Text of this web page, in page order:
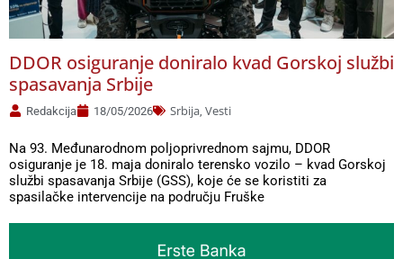
DDOR osiguranje doniralo kvad Gorskoj službi
spasavanja Srbije
Redakcija 18/05/2026 Srbija Vesti
Na 93. Međunarodnom poljoprivrednom sajmu, DDOR
osiguranje je 18. maja doniralo terensko vozilo – kvad Gorskoj
službi spasavanja Srbije (GSS), koje će se koristiti za
spasilačke intervencije na području Fruške